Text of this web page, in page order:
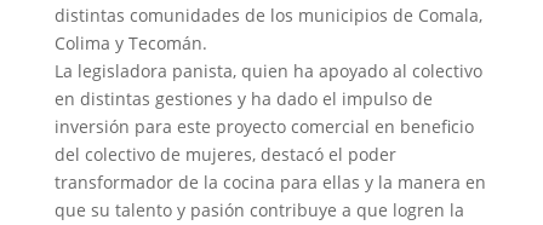
distintas comunidades de los municipios de Comala,
Colima y Tecomán.
La legisladora panista, quien ha apoyado al colectivo
en distintas gestiones y ha dado el impulso de
inversión para este proyecto comercial en beneficio
del colectivo de mujeres, destacó el poder
transformador de la cocina para ellas y la manera en
que su talento y pasión contribuye a que logren la